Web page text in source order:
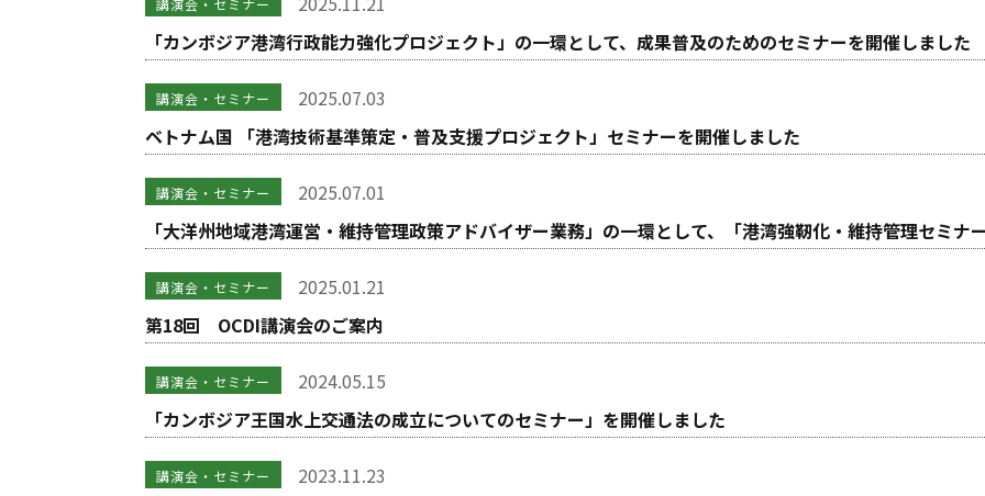
講演会・セミナー
「カンボジア港湾行政能力強化プロジェクト」の一環として、成果普及のためのセミナーを開催しました
講演会・セミナー
2025.07.03
ベトナム国 「港湾技術基準策定・普及支援プロジェクト」セミナーを開催しました
講演会・セミナー
2025.07.01
「大洋州地域港湾運営・維持管理政策アドバイザー業務」の一環として、「港湾強靭化・維持管理セミナ
講演会・セミナー
2025.01.21
第18回 OCDI講演会のご案内
講演会・セミナー
2024.05.15
「カンボジア王国水上交通法の成立についてのセミナー」を開催しました
講演会・セミナー
2023.11.23